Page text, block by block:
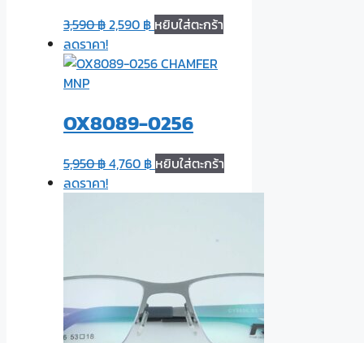
3,590฿2,590 ฿ หยิบใส่ตะกร้า
ลดราคา!
OX8089-0256
5,950฿4,760 ฿ หยิบใส่ตะกร้า
ลดราคา!